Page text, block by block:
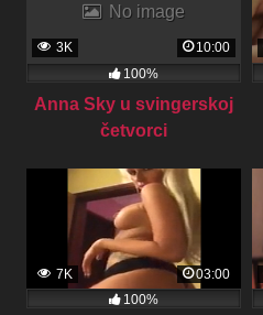
No image
3K
10:00
100%
Anna Sky u svingerskoj
četvorci
7K
03:00
100%